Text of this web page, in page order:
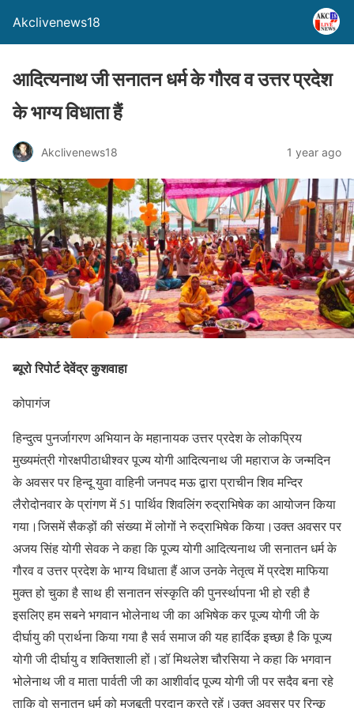
Akclivenews18
आदित्यनाथ जी सनातन धर्म के गौरव व उत्तर प्रदेश
के भाग्य विधाता हैं
Akclivenews18 1 year ago
ब्यूरो रिपोर्ट देवेंद्र कुशवाहा
कोपागंज
हिन्दुत्व पुनर्जागरण अभियान के महानायक उत्तर प्रदेश के लोकप्रिय
मुख्यमंत्री गोरक्षपीठाधीश्वर पूज्य योगी आदित्यनाथ जी महाराज के जन्मदिन
के अवसर पर हिन्दू युवा वाहिनी जनपद मऊ द्वारा प्राचीन शिव मन्दिर
लैरोदोनवार के प्रांगण में 51 पार्थिव शिवलिंग रुद्राभिषेक का आयोजन किया
गया।जिसमें सैकड़ों की संख्या में लोगों ने रुद्राभिषेक किया।उक्त अवसर पर
अजय सिंह योगी सेवक ने कहा कि पूज्य योगी आदित्यनाथ जी सनातन धर्म के
गौरव व उत्तर प्रदेश के भाग्य विधाता हैं आज उनके नेतृत्व में प्रदेश माफिया
मुक्त हो चुका है साथ ही सनातन संस्कृति की पुनर्स्थापना भी हो रही है
इसलिए हम सबने भगवान भोलेनाथ जी का अभिषेक कर पूज्य योगी जी के
दीर्घायु की प्रार्थना किया गया है सर्व समाज की यह हार्दिक इच्छा है कि पूज्य
योगी जी दीर्घायु व शक्तिशाली हों।डॉ मिथलेश चौरसिया ने कहा कि भगवान
भोलेनाथ जी व माता पार्वती जी का आशीर्वाद पूज्य योगी जी पर सदैव बना रहे
ताकि वो सनातन धर्म को मजबूती प्रदान करते रहें।उक्त अवसर पर रिन्कू